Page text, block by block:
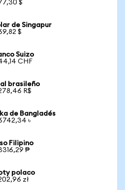
$
de Singapur
$
Suizo
CHF
brasileño
R$
de Bangladés
৳
Filipino
₱
polaco
zł